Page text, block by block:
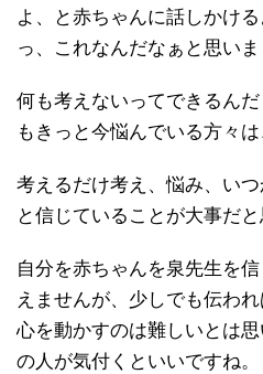
よ、と赤ちゃんに話しかけ
っ、これなんだなぁと思いま
何も考えないってできるん
もきっと今悩んでいる方々は
考えるだけ考え、悩み、いつ
と信じていることが大事だと
自分を赤ちゃんを泉先生を
えませんが、少しでも伝わ
心を動かすのは難しいとは
の人が気付くといいですね。